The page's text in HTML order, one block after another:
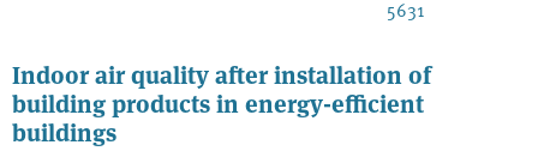
5631
Indoor air quality after installation of
building products in energy-efficient
buildings